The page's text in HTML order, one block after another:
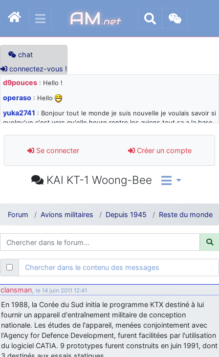
AM.net
chat
connectez-vous !
d9pouces : Hello !
operaso : Hello
yuka2741 : Bonjour tout le monde je suis nouvelle je voulais savoir si
quelqu'un c'est vers qu'elle heure rentre les avions tout sa a la base
d9pouces: désolé pour les quelques blocages du site ces derniers
jours : je teste des méthodes contre le spam et les bots trop nocifs
: Super, la nouvelle bannière
comprendre
d9pouces: ouakamois > si tu parles du sujet sur l'Armée de l'Air,
bien sûr que oui !
je suis un avion@,._,+: Bonjour je viens d'arriver il y a quelques
moi et quelques avions n'ont pas les mêmes noms qu'aujourd'hui
ouakamois: Bonjourà toutes et à tous.en espérantque ces
quelques images du Pays Basque vous auront plu ; Agur…
d9pouces: Malheureusement nonun peu trop loin pour moi !
fox_50: Bonjour, certains parmis vous étaient-ils présent au
meeting de Lann Bihoué de 2026 ?
cachée dans les pins : Coucou et excellente année 2026 à tous et
Se connecter Créer un compte
KAI KT-1 Woong-Bee
Forum Avions militaires Depuis 1945 Reste du monde
Chercher dans le contenu des messages
clansman, le 14 juin 2011 12:41
En 1988, la Corée du Sud initia le programme KTX destiné à lui
fournir un appareil d'entraînement militaire de conception
nationale. Les études de l'appareil, menées conjointement avec
l'Agency for Defence Development, furent facilitées par l'utilisation
du logiciel CATIA. 9 prototypes furent construits en juin 1991, dont